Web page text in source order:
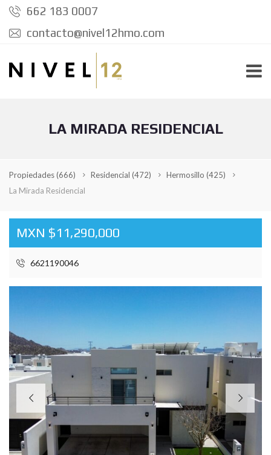
662 183 0007
contacto@nivel12hmo.com
LA MIRADA RESIDENCIAL
Propiedades(666) Residencial (472) Hermosillo (425)
La Mirada Residencial
MXN $11,290,000
6621190046